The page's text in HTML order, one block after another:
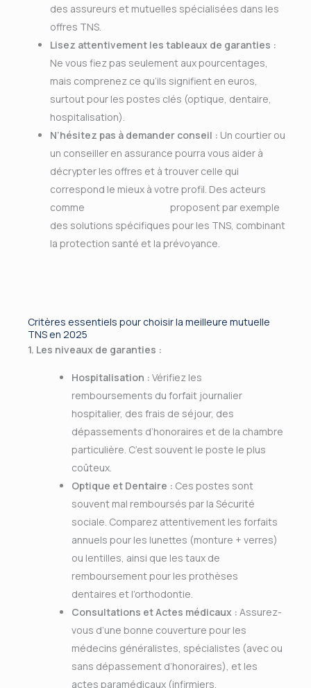
des assureurs et mutuelles spécialisées dans les
offres TNS.
Lisez attentivement les tableaux de garanties :
Ne vous fiez pas seulement aux pourcentages,
mais comprenez ce qu’ils signifient en euros,
surtout pour les postes clés (optique, dentaire,
hospitalisation).
N’hésitez pas à demander conseil : Un courtier ou
un conseiller en assurance pourra vous aider à
décrypter les offres et à trouver celle qui
correspond le mieux à votre profil. Des acteurs
comme
proposent par exemple
des solutions spécifiques pour les TNS, combinant
la protection santé et la prévoyance.
Critères essentiels pour choisir la meilleure mutuelle
TNS en 2025
1. Les niveaux de garanties :
Hospitalisation : Vérifiez les
remboursements du forfait journalier
hospitalier, des frais de séjour, des
dépassements d’honoraires et de la chambre
particulière. C’est souvent le poste le plus
coûteux.
Optique et Dentaire : Ces postes sont
souvent mal remboursés par la Sécurité
sociale. Comparez attentivement les forfaits
annuels pour les lunettes (monture + verres)
ou lentilles, ainsi que les taux de
remboursement pour les prothèses
dentaires et l’orthodontie.
Consultations et Actes médicaux : Assurez-
vous d’une bonne couverture pour les
médecins généralistes, spécialistes (avec ou
sans dépassement d’honoraires), et les
actes paramédicaux (infirmiers,